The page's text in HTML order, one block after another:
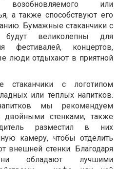
или
а также способствуют его
Бумажные стаканчики с
великолепны для
концертов,
люди отдыхают в приятной
стаканчики с логотипом
или теплых напитков.
мы рекомендуем
стенками, также
разместил в них
камеру, чтобы отделить
внешней стенки. Благодаря
обладают лучшими